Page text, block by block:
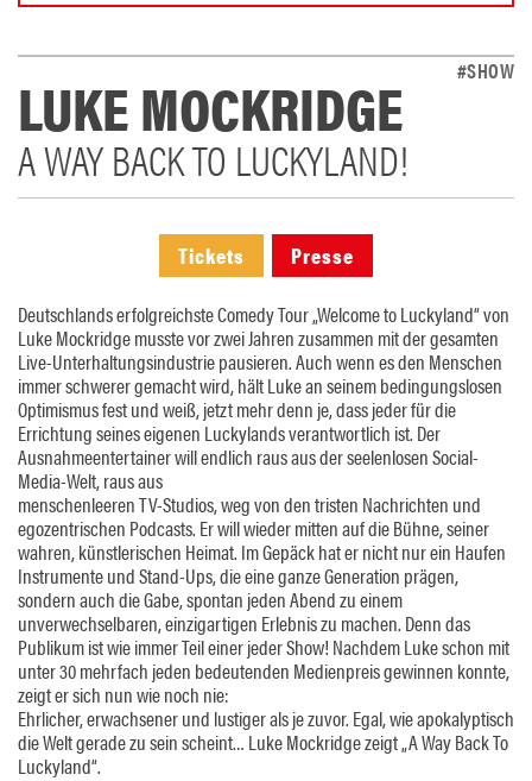
#SHOW
LUKE MOCKRIDGE
A WAY BACK TO LUCKYLAND!
Tickets Presse
Deutschlands erfolgreichste Comedy Tour „Welcome to Luckyland“ von
Luke Mockridge musste vor zwei Jahren zusammen mit der gesamten
Live-Unterhaltungsindustrie pausieren. Auch wenn es den Menschen
immer schwerer gemacht wird, hält Luke an seinem bedingungslosen
Optimismus fest und weiß, jetzt mehr denn je, dass jeder für die
Errichtung seines eigenen Luckylands verantwortlich ist. Der
Ausnahmeentertainer will endlich raus aus der seelenlosen Social-
Media-Welt, raus aus
menschenleeren TV-Studios, weg von den tristen Nachrichten und
egozentrischen Podcasts. Er will wieder mitten auf die Bühne, seiner
wahren, künstlerischen Heimat. Im Gepäck hat er nicht nur ein Haufen
Instrumente und Stand-Ups, die eine ganze Generation prägen,
sondern auch die Gabe, spontan jeden Abend zu einem
unverwechselbaren, einzigartigen Erlebnis zu machen. Denn das
Publikum ist wie immer Teil einer jeder Show! Nachdem Luke schon mit
unter 30 mehrfach jeden bedeutenden Medienpreis gewinnen konnte,
zeigt er sich nun wie noch nie:
Ehrlicher, erwachsener und lustiger als je zuvor. Egal, wie apokalyptisch
die Welt gerade zu sein scheint… Luke Mockridge zeigt „A Way Back To
Luckyland“.